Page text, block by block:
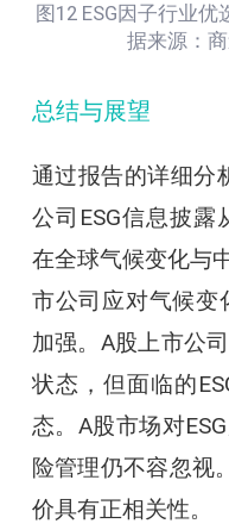
图12 ESG因子行业
据来源：商
总结与展望
通过报告的详细分
公司ESG信息披露
在全球气候变化与
市公司应对气候变
加强。A股上市公
状态，但面临的
态。A股市场对
险管理仍不容忽视
价具有正相关性。